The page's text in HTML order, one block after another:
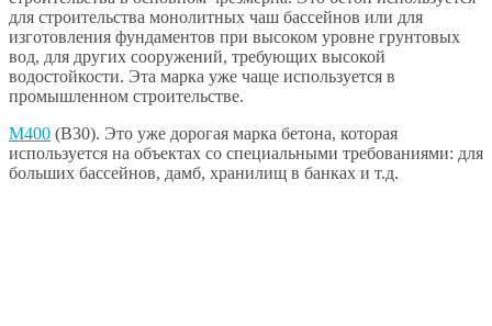
для строительства монолитных чаш бассейнов или для
изготовления фундаментов при высоком уровне грунтовых
вод, для других сооружений, требующих высокой
водостойкости. Эта марка уже чаще используется в
промышленном строительстве.
М400 (В30). Это уже дорогая марка бетона, которая
используется на объектах со специальными требованиями: для
больших бассейнов, дамб, хранилищ в банках и т.д.